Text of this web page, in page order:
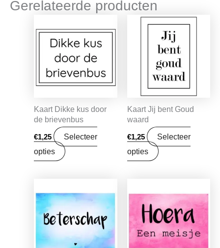
Gerelateerde producten
Kaart Dikke kus door
de brievenbus
€1,25
Selecteer
opties
Kaart Jij bent Goud
waard
€1,25
Selecteer
opties